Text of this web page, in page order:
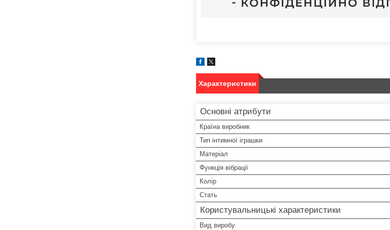
Характеристики
Основні атрибути
Країна виробник
Тип інтимної іграшки
Матеріал
Функція вібрації
Колір
Стать
Користувальницькі характеристики
Вид виробу